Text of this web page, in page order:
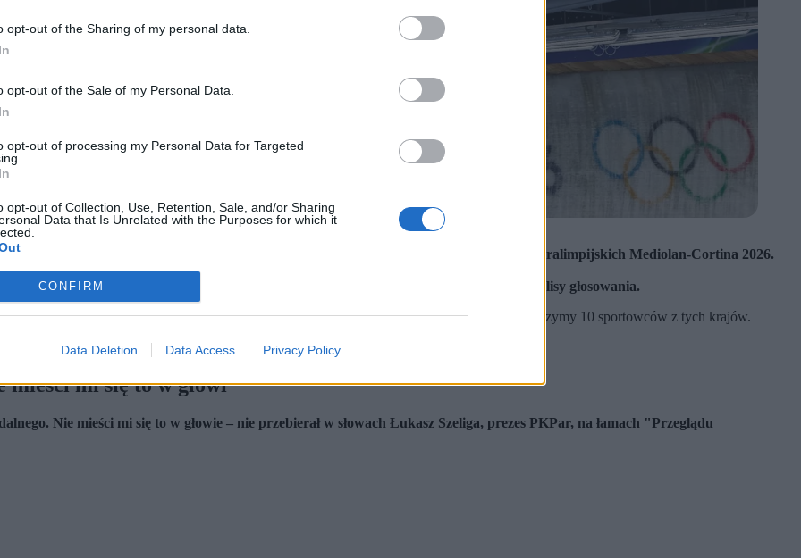
opt-out of the Sharing of my personal data.
opt-out of the Sale of my Personal Data.
opt-out of processing my Personal Data for Targeted
opt-out of Collection, Use, Retention, Sale, and/or Sharing
Data that Is Unrelated with the Purposes for which it
CONFIRM
Data Deletion Data Access Privacy Policy
flagami. (fot. Mattia Ozbot / Stringer / Getty Images)
z Rosji i Białorusi do startu pod narodowymi flagami podczas Zimowych Igrzysk Paralimpijskich Mediolan-Cortina 2026.
odegrane zostaną hymny tych państw.
łamach "Przeglądu Sportowego"
krytykują te decyzję, wskazując na kontrowersyjne kulisy głosowania.
przyznano sześć miejsc startowych, a białoruskiemu – cztery. A zatem we Włoszech zobaczymy 10 sportowców z tych krajów.
mi się to w głowi"
Nie mieści mi się to w głowie – nie przebierał w słowach Łukasz Szeliga, prezes PKPar, na łamach "Przeglądu